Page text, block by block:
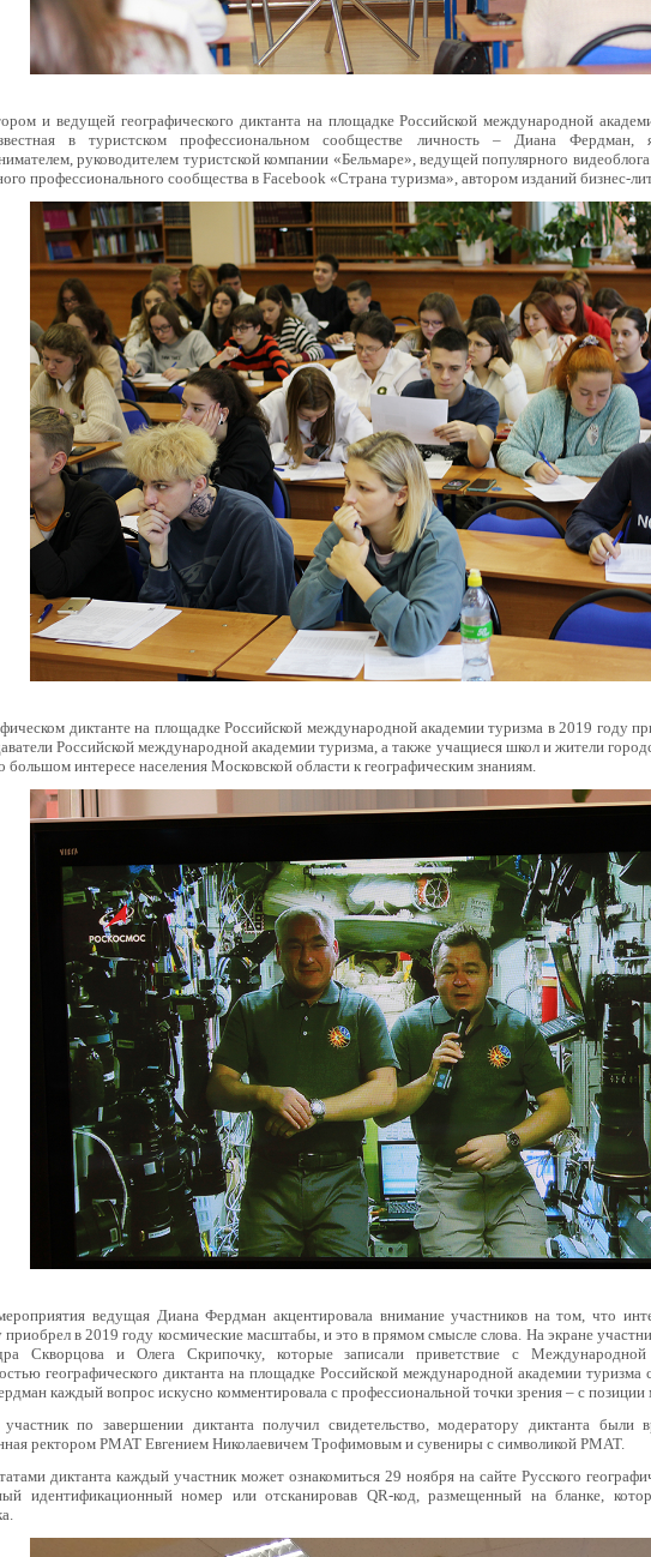
и ведущей географического диктанта на площадке Российской международной
в туристском профессиональном сообществе личность – Диана Фердман,
руководителем туристской компании «Бельмаре», ведущей популярного
профессионального сообщества в Facebook «Страна туризма», автором изданий бизнес-
диктанте на площадке Российской международной академии туризма в 2019 году
Российской международной академии туризма, а также учащиеся школ и жители
большом интересе населения Московской области к географическим знаниям.
ведущая Диана Фердман акцентировала внимание участников на том, что
приобрел в 2019 году космические масштабы, и это в прямом смысле слова. На экране
Скворцова и Олега Скрипочку, которые записали приветствие с Международной
географического диктанта на площадке Российской международной академии туризма
каждый вопрос искусно комментировала с профессиональной точки зрения – с позиции
по завершении диктанта получил свидетельство, модератору диктанта были
ректором РМАТ Евгением Николаевичем Трофимовым и сувениры с символикой РМАТ.
диктанта каждый участник может ознакомиться 29 ноября на сайте Русского
идентификационный номер или отсканировав QR-код, размещенный на бланке,